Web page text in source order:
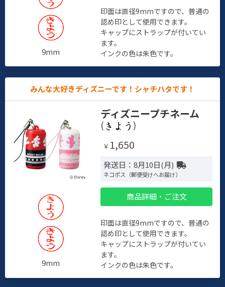
9mm
印面は直径9mmですので、普通の
認め印として使用できます。
キャップにストラップが付いてい
ます。
インクの色は朱色です。
みんな大好きディズニーです！シャチハタです！
9mm
ディズニープチネーム
( )
￥ 1,650
発送日：8月10日(月)
ネコポス（郵便受けへお届け）
商品詳細・ご注文
印面は直径9mmですので、普通の
認め印として使用できます。
キャップにストラップが付いてい
ます。
インクの色は朱色です。